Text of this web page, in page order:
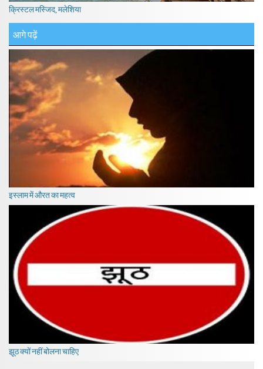
क्रिस्टल मस्जिद, मलेशिया
आगे पढ़ें
इस्लाम में औरत का महत्व
झूठ क्यों नहीं बोलना चाहिए